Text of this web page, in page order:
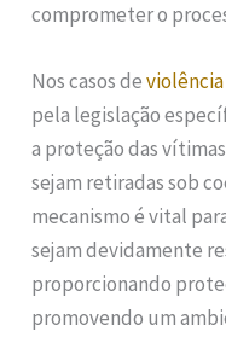
comprometer o
Nos casos de
pela legislação
a proteção das
sejam retiradas sob
mecanismo é vital
sejam devidamente
proporcionando
promovendo um